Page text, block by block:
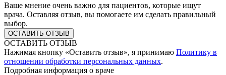
Ваше мнение очень важно для пациентов, которые ищут
врача. Оставляя отзыв, вы помогаете им сделать правильный
выбор.
ОСТАВИТЬ ОТЗЫВ
Нажимая кнопку «Оставить отзыв», я принимаю Политику в
отношении обработки персональных данных.
Подробная информация о враче